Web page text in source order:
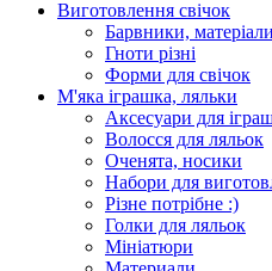
Виготовлення свічок
Барвники,
Гноти різні
Форми для свічок
М'яка іграшка, ляльки
Аксесуари для
Волосся для ляльок
Оченята, носики
Набори для
Різне потрібне :)
Голки для ляльок
Мініатюри